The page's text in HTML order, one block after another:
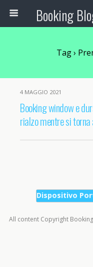
Tag ›
4 MAGGIO 2021
Booking window e
rialzo mentre si
Dispositivo
All content Copyright